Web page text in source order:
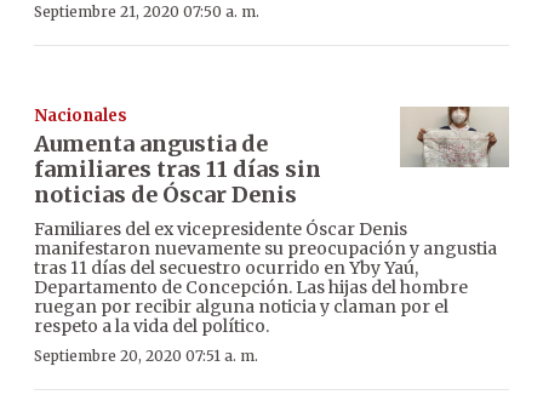
Septiembre 21, 2020 07:50 a. m.
Nacionales
Aumenta angustia de
familiares tras 11 días sin
noticias de Óscar Denis
Familiares del ex vicepresidente Óscar Denis
manifestaron nuevamente su preocupación y angustia
tras 11 días del secuestro ocurrido en Yby Yaú,
Departamento de Concepción. Las hijas del hombre
ruegan por recibir alguna noticia y claman por el
respeto a la vida del político.
Septiembre 20, 2020 07:51 a. m.